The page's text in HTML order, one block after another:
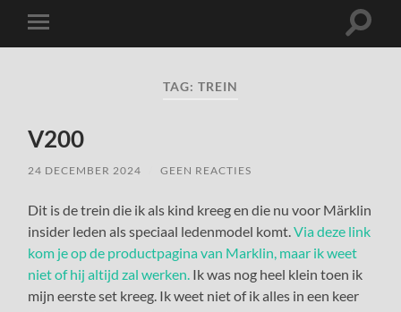
Toggle
mobiel
Toggle
TAG: TREIN
V200
24 DECEMBER 2024 GEEN REACTIES
Dit is de trein die ik als kind kreeg en die nu voor Märklin
insider leden als speciaal ledenmodel komt.Via deze link
kom je op de productpagina van Marklin, maar ik weet
niet of hij altijd zal werken. Ik was nog heel klein toen ik
mijn eerste set kreeg. Ik weet niet of ik alles in een keer